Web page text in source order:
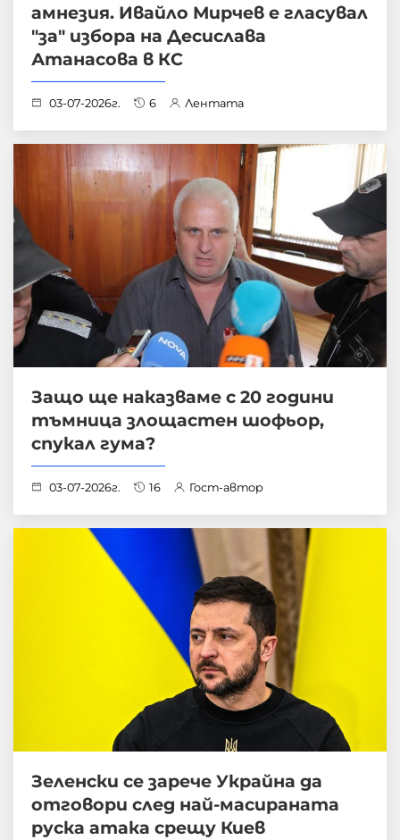
амнезия. Ивайло Мирчев е гласувал
"за" избора на Десислава
Атанасова в КС
03-07-2026г. 6 Лентата
Защо ще наказваме с 20 години
тъмница злощастен шофьор,
спукал гума?
03-07-2026г. 16 Гост-автор
Зеленски се зарече Украйна да
отговори след най-масираната
руска атака срещу Киев